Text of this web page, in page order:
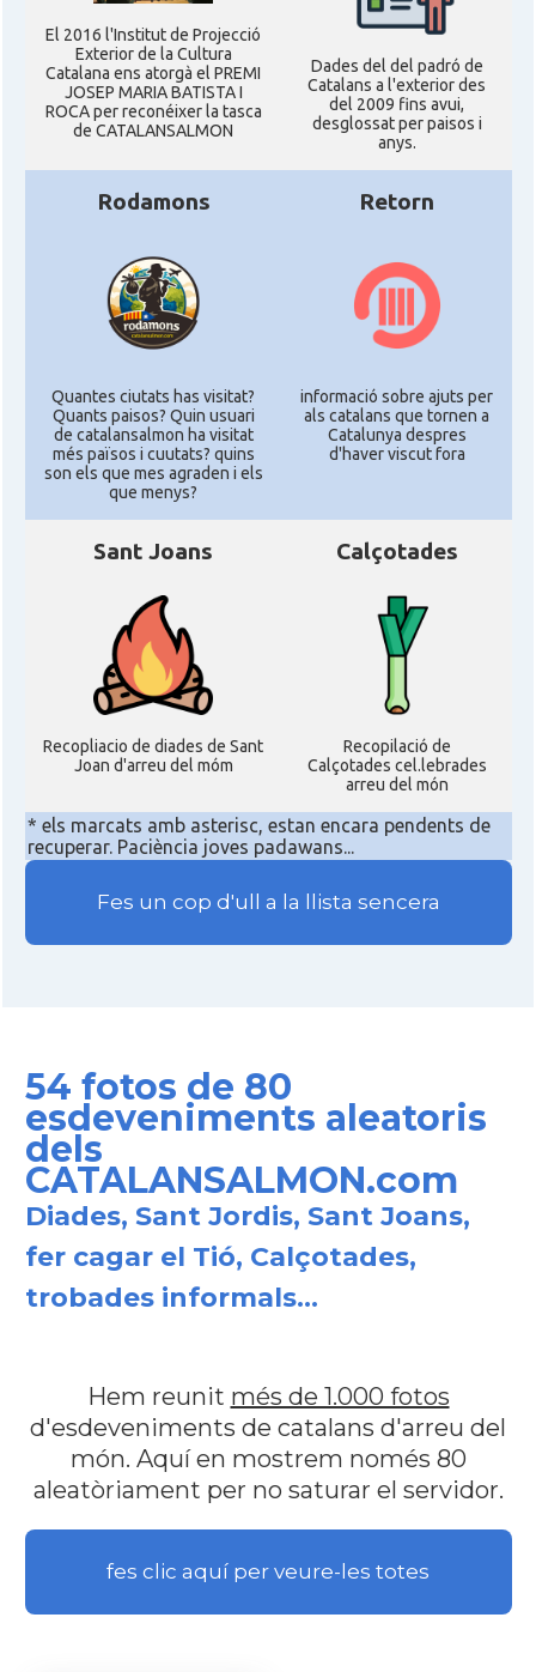
El 2016 l'Institut de Projecció
Exterior de la Cultura
Catalana ens atorgà el PREMI
JOSEP MARIA BATISTA I
ROCA per reconéixer la tasca
de CATALANSALMON
Dades del del padró de
Catalans a l'exterior des
del 2009 fins avui,
desglossat per paisos i
anys.
Rodamons
Quantes ciutats has visitat?
Quants paisos? Quin usuari
de catalansalmon ha visitat
més països i cuutats? quins
son els que mes agraden i els
que menys?
Retorn
informació sobre ajuts per
als catalans que tornen a
Catalunya despres
d'haver viscut fora
Sant Joans
Recopliacio de diades de Sant
Joan d'arreu del móm
Calçotades
Recopilació de
Calçotades cel.lebrades
arreu del món
* els marcats amb asterisc, estan encara pendents de
recuperar. Paciència joves padawans...
Fes un cop d'ull a la llista sencera
54 fotos de 80
esdeveniments aleatoris
dels
CATALANSALMON.com
Diades, Sant Jordis, Sant Joans,
fer cagar el Tió, Calçotades,
trobades informals...
Hem reunit més de 1.000 fotos
d'esdeveniments de catalans d'arreu del
món. Aquí en mostrem només 80
aleatòriament per no saturar el servidor.
fes clic aquí per veure-les totes